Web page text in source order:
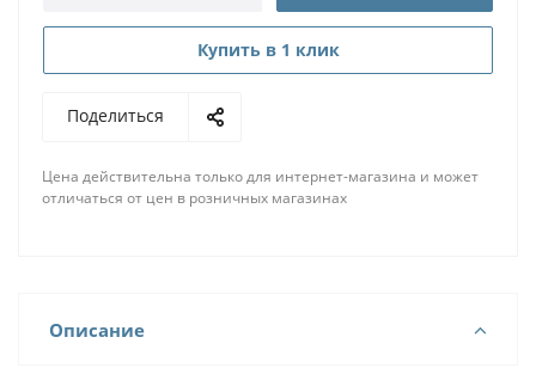
Купить в 1 клик
Поделиться
Цена действительна только для интернет-магазина и может
отличаться от цен в розничных магазинах
Описание